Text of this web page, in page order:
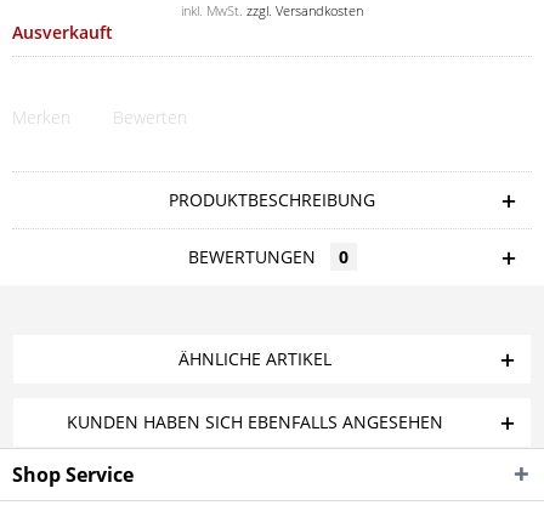
inkl. MwSt. zzgl. Versandkosten
Ausverkauft
Merken Bewerten
PRODUKTBESCHREIBUNG
BEWERTUNGEN 0
ÄHNLICHE ARTIKEL
KUNDEN HABEN SICH EBENFALLS ANGESEHEN
Shop Service